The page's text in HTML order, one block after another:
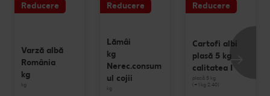
Reducere
Varză albă
România
kg
kg
Reducere
Lămâi
kg
Nerec.consum
ul cojii
kg
Reducere
Cartofi albi
plasă 5 kg
calitatea I
plasă 5 kg
(=1 kg 2.40)